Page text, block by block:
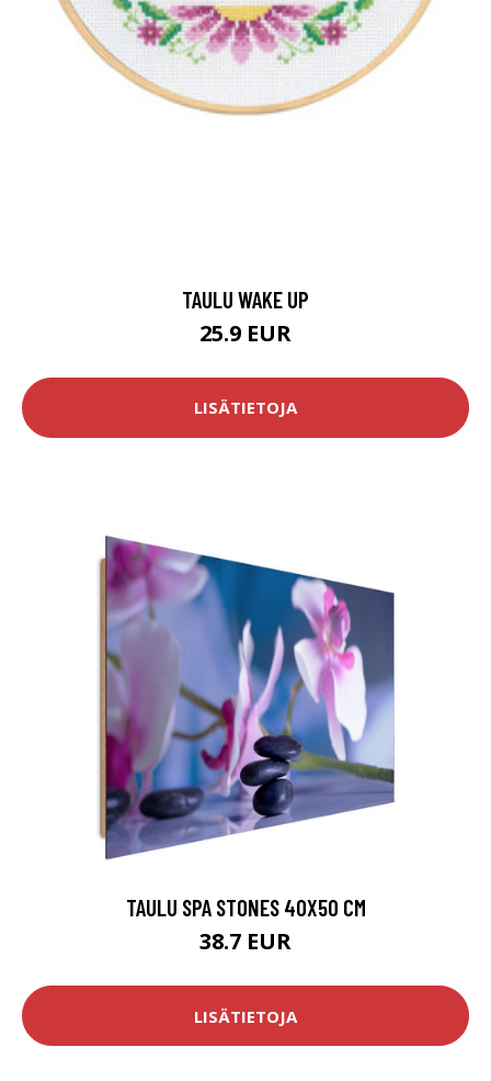
TAULU WAKE UP
25.9 EUR
LISÄTIETOJA
TAULU SPA STONES 40X50 CM
38.7 EUR
LISÄTIETOJA